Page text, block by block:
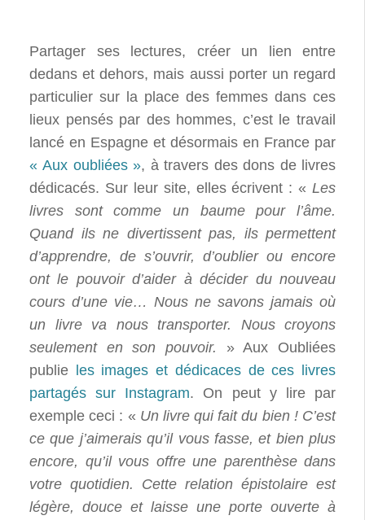
Partager ses lectures, créer un lien entre
dedans et dehors, mais aussi porter un regard
particulier sur la place des femmes dans ces
lieux pensés par des hommes, c’est le travail
lancé en Espagne et désormais en France par
« Aux oubliées », à travers des dons de livres
dédicacés. Sur leur site, elles écrivent : « Les
livres sont comme un baume pour l’âme.
Quand ils ne divertissent pas, ils permettent
d’apprendre, de s’ouvrir, d’oublier ou encore
ont le pouvoir d’aider à décider du nouveau
cours d’une vie… Nous ne savons jamais où
un livre va nous transporter. Nous croyons
seulement en son pouvoir. » Aux Oubliées
publie les images et dédicaces de ces livres
partagés sur Instagram. On peut y lire par
exemple ceci : « Un livre qui fait du bien ! C’est
ce que j’aimerais qu’il vous fasse, et bien plus
encore, qu’il vous offre une parenthèse dans
votre quotidien. Cette relation épistolaire est
légère, douce et laisse une porte ouverte à